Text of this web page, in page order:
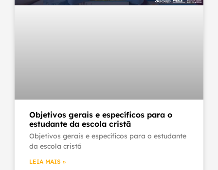
Objetivos gerais e específicos para o
estudante da escola cristã
Objetivos gerais e específicos para o estudante
da escola cristã
LEIA MAIS »